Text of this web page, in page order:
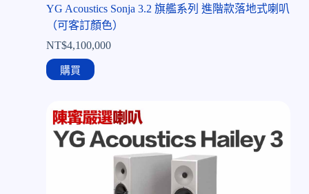
YG Acoustics Sonja 3.2 旗艦系列 進階款落地式喇叭
（可客訂顏色）
NT$4,100,000
購買